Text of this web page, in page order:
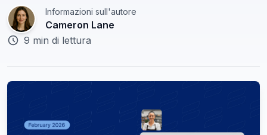
Informazioni sull'autore
Cameron Lane
9 min di lettura